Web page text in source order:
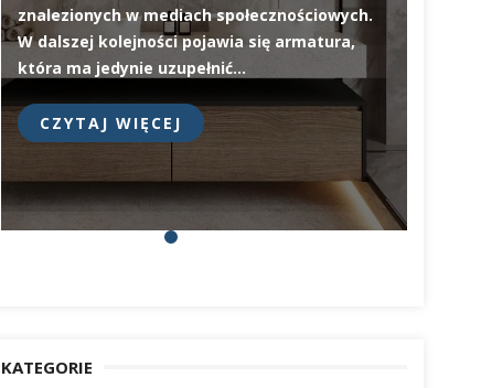
znalezionych w mediach społecznościowych.
W dalszej kolejności pojawia się armatura,
która ma jedynie uzupełnić…
CZYTAJ WIĘCEJ
KATEGORIE